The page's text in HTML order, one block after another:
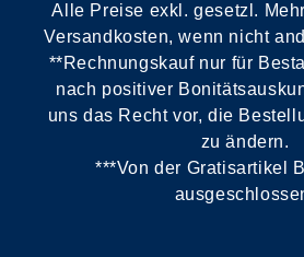
Alle Preise exkl. gesetzl.
Versandkosten, wenn nicht
**Rechnungskauf nur für
nach positiver
uns das Recht vor, die
zu ändern.
***Von der Gratisartikel